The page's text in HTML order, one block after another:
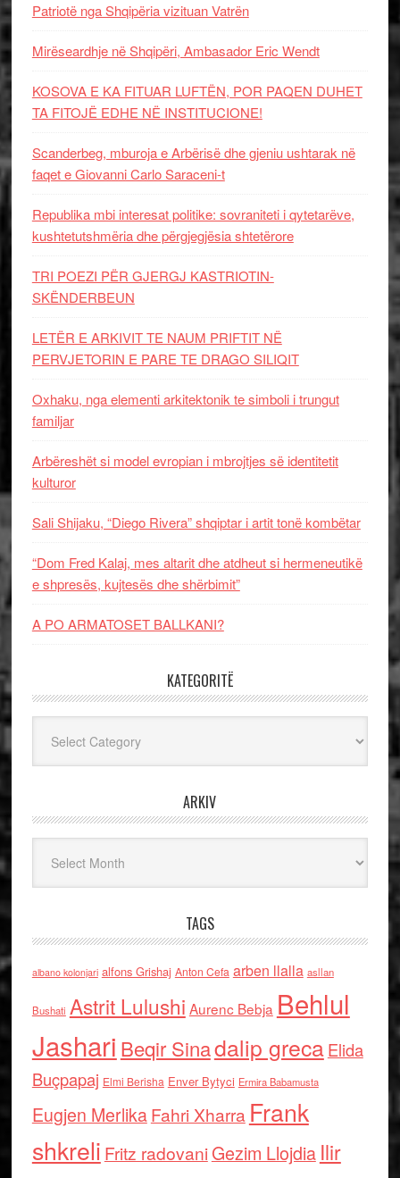
Patriotë nga Shqipëria vizituan Vatrën
Mirëseardhje në Shqipëri, Ambasador Eric Wendt
KOSOVA E KA FITUAR LUFTËN, POR PAQEN DUHET
TA FITOJË EDHE NË INSTITUCIONE!
Scanderbeg, mburoja e Arbërisë dhe gjeniu ushtarak në
faqet e Giovanni Carlo Saraceni-t
Republika mbi interesat politike: sovraniteti i qytetarëve,
kushtetutshmëria dhe përgjegjësia shtetërore
TRI POEZI PËR GJERGJ KASTRIOTIN-
SKËNDERBEUN
LETËR E ARKIVIT TE NAUM PRIFTIT NË
PERVJETORIN E PARE TE DRAGO SILIQIT
Oxhaku, nga elementi arkitektonik te simboli i trungut
familjar
Arbëreshët si model evropian i mbrojtjes së identitetit
kulturor
Sali Shijaku, “Diego Rivera” shqiptar i artit tonë kombëtar
“Dom Fred Kalaj, mes altarit dhe atdheut si hermeneutikë
e shpresës, kujtesës dhe shërbimit”
A PO ARMATOSET BALLKANI?
KATEGORITË
ARKIV
TAGS
albano kolonjari alfons Grishaj Anton Cefa arben llalla asllan
Bushati Astrit Lulushi Aurenc Bebja Behlul
Jashari Beqir Sinadalip grecaElida
Buçpapaj Elmi Berisha Enver Bytyci Ermira Babamusta
Eugjen MerlikaFahri Xharra Frank
shkreli Fritz radovaniGezim Llojdia Ilir